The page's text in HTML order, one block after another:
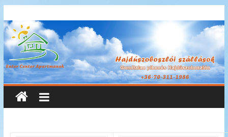
to
content
Enter
Center
Apartmanok
Enter